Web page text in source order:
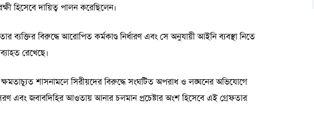
হিসেবে দায়িত্ব পালন করেছিলেন।
ব্যক্তির বিরুদ্ধে আরোপিত কর্মকাণ্ড নির্ধারণ এবং সে অনুযায়ী আইনি ব্যবস্থা নিতে
রেখেছে।
ক্ষমতাচ্যুত শাসনামলে সিরীয়দের বিরুদ্ধে সংঘটিত অপরাধ ও লঙ্ঘনের অভিযোগে
এবং জবাবদিহির আওতায় আনার চলমান প্রচেষ্টার অংশ হিসেবে এই গ্রেফতার